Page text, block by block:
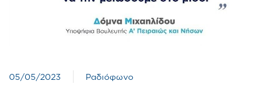
05/05/2023 Ραδιόφωνο